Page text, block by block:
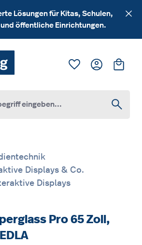
Lösungen für Kitas, Schulen,
öffentliche Einrichtungen.
Du hast 0
Displays & Co.
Displays
Pro 65 Zoll,